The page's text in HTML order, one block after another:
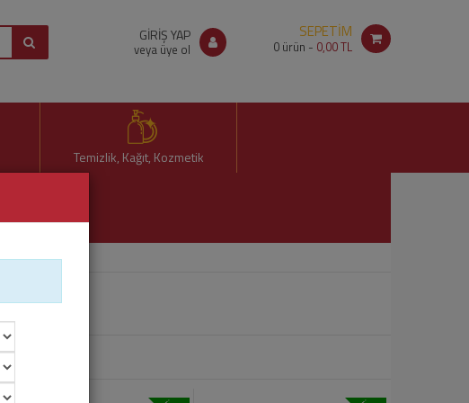
GİRİŞ YAP
veya üye ol
SEPETİM
0 ürün - 0,00 TL
Temizlik, Kağıt, Kozmetik